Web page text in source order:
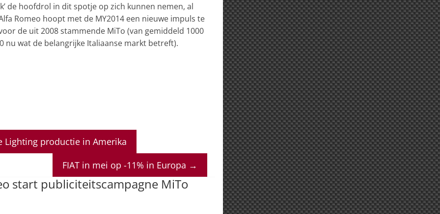
de hoofdrol in dit spotje op zich kunnen nemen, al
Romeo hoopt met de MY2014 een nieuwe impuls te
de uit 2008 stammende MiTo (van gemiddeld 1000
nu wat de belangrijke Italiaanse markt betreft).
productie in Amerika
FIAT in mei op -11% in Europa →
start publiciteitscampagne MiTo